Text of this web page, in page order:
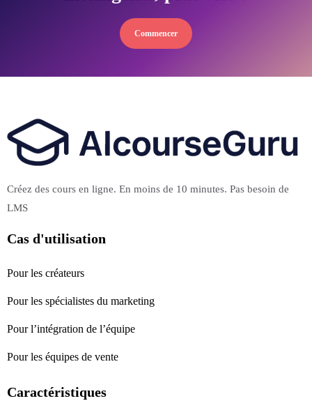
Commencer
Créez des cours en ligne. En moins de 10 minutes. Pas besoin de
LMS
Cas d'utilisation
Pour les créateurs
Pour les spécialistes du marketing
Pour l’intégration de l’équipe
Pour les équipes de vente
Caractéristiques